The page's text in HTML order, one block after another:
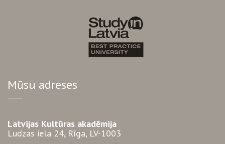
Mūsu adreses
Latvijas Kultūras akadēmija
Ludzas iela 24, Rīga, LV-1003